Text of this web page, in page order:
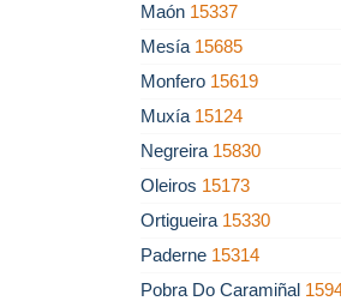
Maón 15337
Mesía 15685
Monfero 15619
Muxía 15124
Negreira 15830
Oleiros 15173
Ortigueira 15330
Paderne 15314
Pobra Do Caramiñal